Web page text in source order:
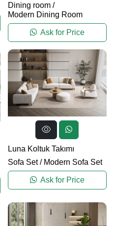
Dining room/
Modern Dining Room
Ask for Price
Luna Koltuk Takımı
Sofa Set/ Modern Sofa Set
Ask for Price